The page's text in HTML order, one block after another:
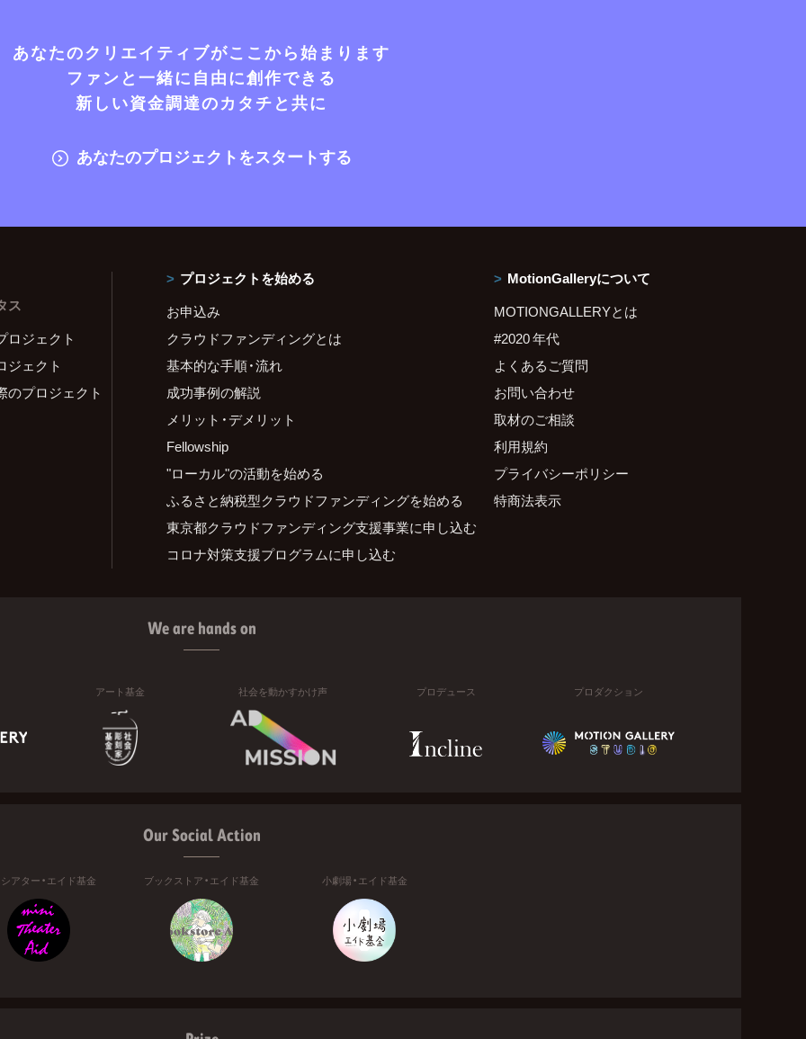
あなたのクリエイティブがここから始まります
ファンと一緒に自由に創作できる
新しい資金調達のカタチと共に
あなたのプロジェクトをスタートする
ス
ロジェクト
ジェクト
のプロジェクト
プロジェクトを始める
お申込み
クラウドファンディングとは
基本的な手順・流れ
成功事例の解説
メリット・デメリット
Fellowship
"ローカル"の活動を始める
ふるさと納税型クラウドファンディングを始める
東京都クラウドファンディング支援事業に申し込む
コロナ対策支援プログラムに申し込む
MotionGalleryについて
MOTIONGALLERYとは
#2020 年代
よくあるご質問
お問い合わせ
取材のご相談
利用規約
プライバシーポリシー
特商法表示
We are hands on
アート基金 社会を動かすかけ声 プロデュース プロダクション
Our Social Action
アター・エイド基金 ブックストア・エイド基金 小劇場・エイド基金